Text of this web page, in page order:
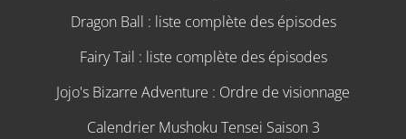
Dragon Ball : liste complète des épisodes
Fairy Tail : liste complète des épisodes
Jojo's Bizarre Adventure : Ordre de visionnage
Calendrier Mushoku Tensei Saison 3